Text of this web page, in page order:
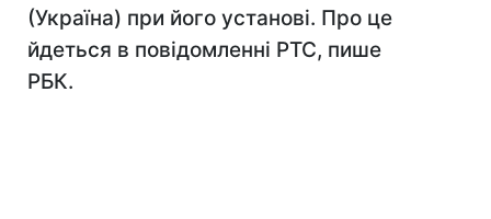
(Україна) при його установі. Про це
йдеться в повідомленні РТС, пише
РБК.